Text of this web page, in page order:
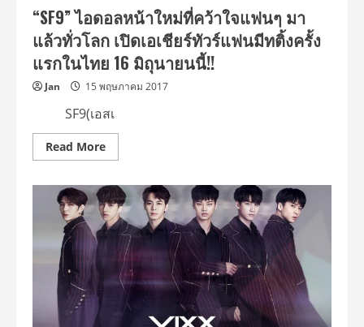
เต็ม
ความ
ฟิน
Hi-
Touch
ทุก
ที่
นั่ง
ใน
“2017
LEE
DONG
ASIA
TOUR
IN
BANGKOK
<FOR
MY
DEAR>“
“SF9” ไอดอลหน้าใหม่ที่คว้าใจแฟนๆ มา
แล้วทั่วโลก เปิดเอเชียร์ทัวร์แฟนมีทติ้งครั้ง
แรกในไทย 16 มิถุนายนนี้!!
Jan 15 พฤษภาคม 2017
SF9(เอสเ
Read MoreRead
more
ไอ
ดอล
หน้า
ใหม่
ที่
คว้า
แฟนๆ
มา
แล้ว